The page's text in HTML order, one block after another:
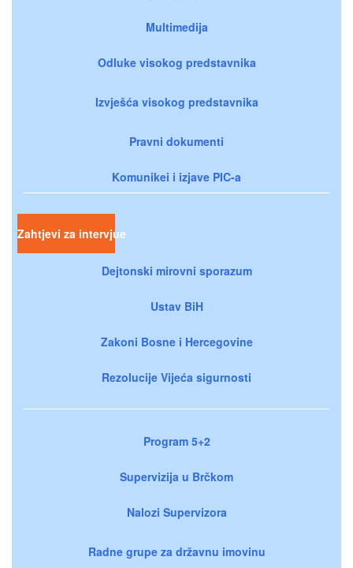
Multimedija
Odluke visokog predstavnika
Izvješća visokog predstavnika
Pravni dokumenti
Komunikei i izjave PIC-a
Zahtjevi za intervjue
Dejtonski mirovni sporazum
Ustav BiH
Zakoni Bosne i Hercegovine
Rezolucije Vijeća sigurnosti
Program 5+2
Supervizija u Brčkom
Nalozi Supervizora
Radne grupe za državnu imovinu